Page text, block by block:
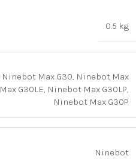
0.5 kg
Ninebot Max G30, Ninebot Max
G30LE, Ninebot Max G30LP,
Ninebot Max G30P
Ninebot